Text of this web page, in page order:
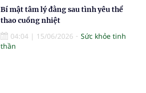
Bí mật tâm lý đằng sau tình yêu thể
thao cuồng nhiệt
04:04 | 15/06/2026
Sức khỏe tinh
thần